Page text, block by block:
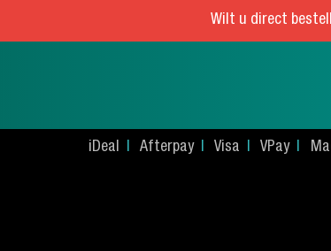
Wilt u direct
iDeal Afterpay Visa VPay